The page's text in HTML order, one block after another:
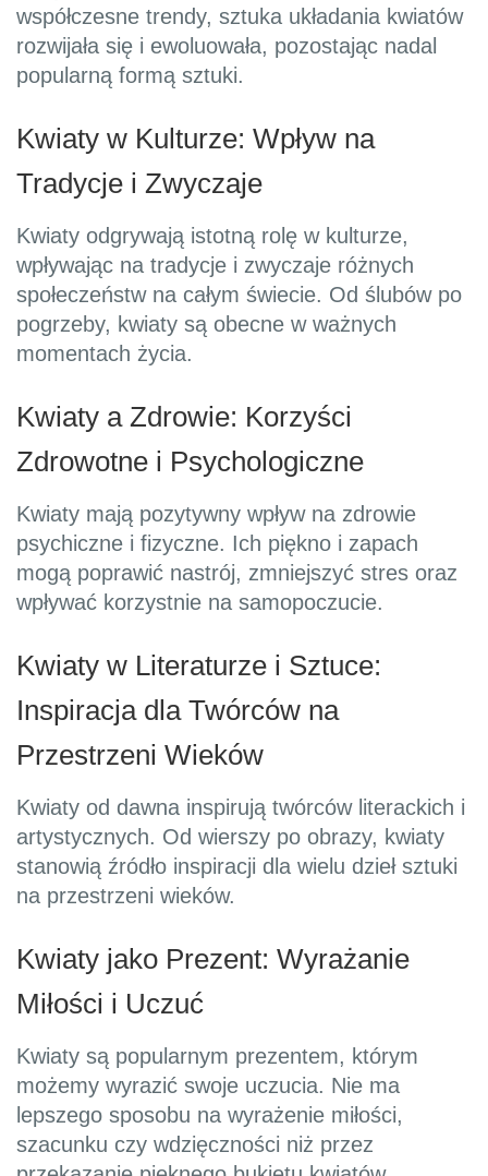
współczesne trendy, sztuka układania kwiatów
rozwijała się i ewoluowała, pozostając nadal
popularną formą sztuki.
Kwiaty w Kulturze: Wpływ na
Tradycje i Zwyczaje
Kwiaty odgrywają istotną rolę w kulturze,
wpływając na tradycje i zwyczaje różnych
społeczeństw na całym świecie. Od ślubów po
pogrzeby, kwiaty są obecne w ważnych
momentach życia.
Kwiaty a Zdrowie: Korzyści
Zdrowotne i Psychologiczne
Kwiaty mają pozytywny wpływ na zdrowie
psychiczne i fizyczne. Ich piękno i zapach
mogą poprawić nastrój, zmniejszyć stres oraz
wpływać korzystnie na samopoczucie.
Kwiaty w Literaturze i Sztuce:
Inspiracja dla Twórców na
Przestrzeni Wieków
Kwiaty od dawna inspirują twórców literackich i
artystycznych. Od wierszy po obrazy, kwiaty
stanowią źródło inspiracji dla wielu dzieł sztuki
na przestrzeni wieków.
Kwiaty jako Prezent: Wyrażanie
Miłości i Uczuć
Kwiaty są popularnym prezentem, którym
możemy wyrazić swoje uczucia. Nie ma
lepszego sposobu na wyrażenie miłości,
szacunku czy wdzięczności niż przez